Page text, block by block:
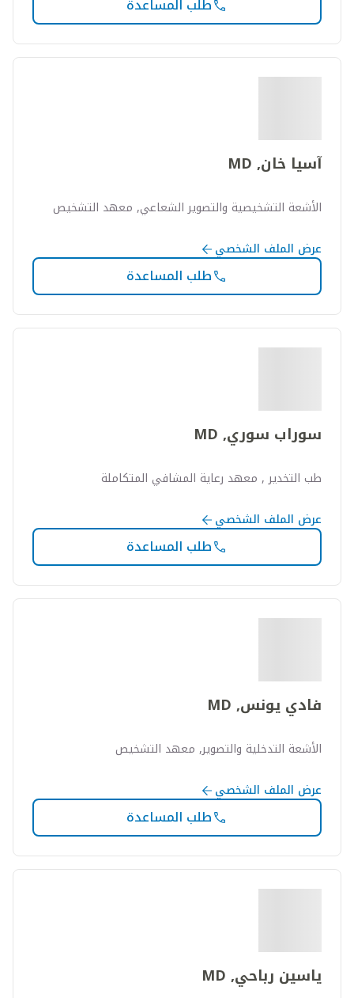
طلب المساعدة
آسيا خان, MD
الأشعة التشخيصية والتصوير الشعاعي, معهد التشخيص
عرض الملف الشخصي
طلب المساعدة
سوراب سوري, MD
طب التخدير , معهد رعاية المشافي المتكاملة
عرض الملف الشخصي
طلب المساعدة
فادي يونس, MD
الأشعة التدخلية والتصوير, معهد التشخيص
عرض الملف الشخصي
طلب المساعدة
ياسين رباحي, MD